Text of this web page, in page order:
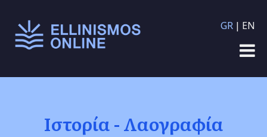
κυρίως περιεχόμενο
GR EN
Ιστορία - Λαογραφία